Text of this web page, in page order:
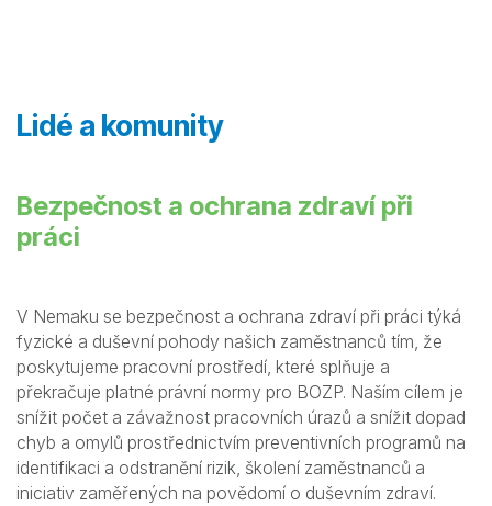
Lidé a komunity
Bezpečnost a ochrana zdraví při
práci
V Nemaku se bezpečnost a ochrana zdraví při práci týká
fyzické a duševní pohody našich zaměstnanců tím, že
poskytujeme pracovní prostředí, které splňuje a
překračuje platné právní normy pro BOZP. Naším cílem je
snížit počet a závažnost pracovních úrazů a snížit dopad
chyb a omylů prostřednictvím preventivních programů na
identifikaci a odstranění rizik, školení zaměstnanců a
iniciativ zaměřených na povědomí o duševním zdraví.